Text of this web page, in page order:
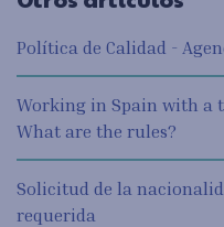
Política de Calidad -
Working in Spain with a
What are the rules?
Solicitud de la
requerida